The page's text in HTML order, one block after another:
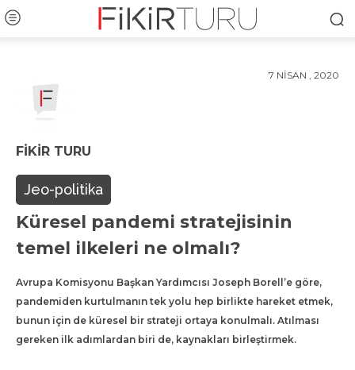
7 NISAN , 2020
FIKIR TURU
Jeo-politika
Küresel pandemi stratejisinin
temel ilkeleri ne olmalı?
Avrupa Komisyonu Başkan Yardımcısı Joseph Borell’e göre,
pandemiden kurtulmanın tek yolu hep birlikte hareket etmek,
bunun için de küresel bir strateji ortaya konulmalı. Atılması
gereken ilk adımlardan biri de, kaynakları birleştirmek.